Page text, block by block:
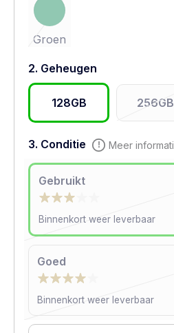
Groen
2. Geheugen
128GB 256GB
3. Conditie Meer
Gebruikt
Binnenkort weer leverbaar
Goed
Binnenkort weer leverbaar